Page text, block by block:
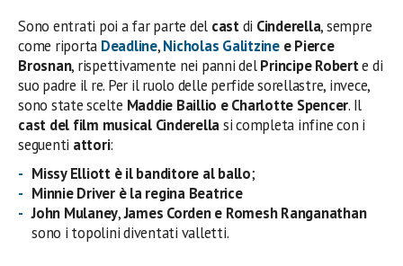
Sono entrati poi a far parte del castdi Cinderella, sempre
come riporta Deadline,Nicholas Galitzinee Pierce
Brosnan, rispettivamente nei panni delPrincipe Roberte di
suo padre il re. Per il ruolo delle perfide sorellastre, invece,
sono state scelte Maddie Baillio e Charlotte Spencer. Il
cast del film musical Cinderellasi completa infine con i
seguenti attori:
Missy Elliott è il banditore al ballo;
Minnie Driver è la regina Beatrice
John Mulaney,James Corden e Romesh Ranganathan
sono i topolini diventati valletti.